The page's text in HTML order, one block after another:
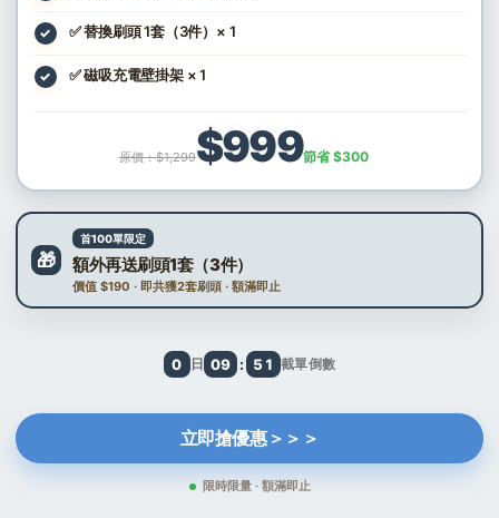
✓ ✅ 替換刷頭 1套（3件）× 1
✓ ✅ 磁吸充電壁掛架 × 1
原價：$1,299$999節省 $300
🎁
首100單限定
額外再送刷頭1套（3件）
價值 $190 · 即共獲2套刷頭 · 額滿即止
0 日 09 : 51 截單倒數
立即搶優惠＞＞＞
限時限量 · 額滿即止